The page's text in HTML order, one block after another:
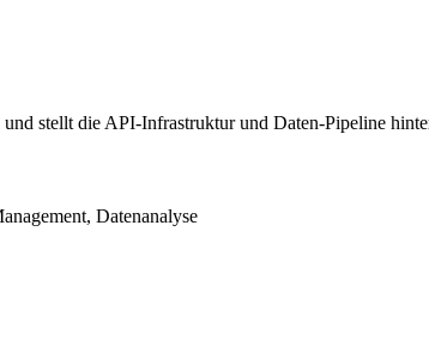
stellt die API-Infrastruktur und Daten-Pipeline
Datenanalyse